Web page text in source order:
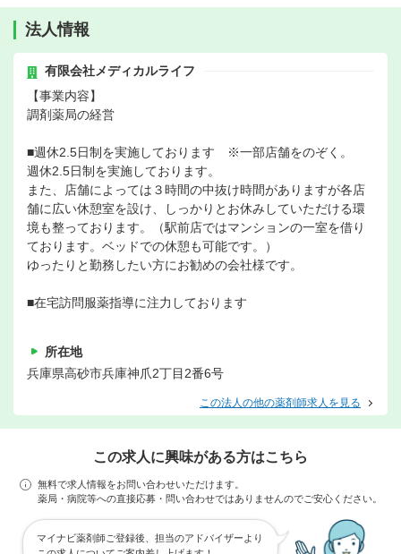
法人情報
有限会社メディカルライフ
【事業内容】
調剤薬局の経営
■週休2.5日制を実施しております ※一部店舗をのぞく。
週休2.5日制を実施しております。
また、店舗によっては３時間の中抜け時間がありますが各店
舗に広い休憩室を設け、しっかりとお休みしていただける環
境も整っております。（駅前店ではマンションの一室を借り
ております。ベッドでの休憩も可能です。）
ゆったりと勤務したい方にお勧めの会社様です。
■在宅訪問服薬指導に注力しております
所在地
兵庫県高砂市兵庫神爪2丁目2番6号
この法人の他の薬剤師求人を見る
この求人に興味がある方はこちら
無料で求人情報をお問い合わせいただけます。
薬局・病院等への直接応募・問い合わせではありませんのでご安心ください。
マイナビ薬剤師ご登録後、担当のアドバイザーより